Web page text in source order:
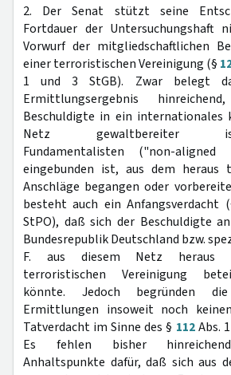
2. Der Senat stützt seine
Fortdauer der Untersuchungshaft
Vorwurf der mitgliedschaftlichen
einer terroristischen Vereinigung (§
1 und 3 StGB). Zwar belegt
Ermittlungsergebnis
Beschuldigte in ein internationales
Netz gewaltbereiter
Fundamentalisten ("non-aligned
eingebunden ist, aus dem heraus
Anschläge begangen oder
besteht auch ein Anfangsverdacht
StPO), daß sich der Beschuldigte
Bundesrepublik Deutschland bzw.
F. aus diesem Netz heraus
terroristischen Vereinigung
könnte. Jedoch begründen
Ermittlungen insoweit noch
Tatverdacht im Sinne des § 112Abs.
Es fehlen bisher
Anhaltspunkte dafür, daß sich aus